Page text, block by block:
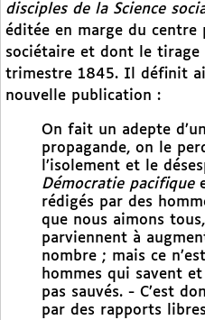
disciples de la Science
éditée en marge du centre
sociétaire et dont le tirage
trimestre 1845. Il définit
nouvelle publication :
On fait un adepte
propagande, on le
l’isolement et le
Démocratie pacifique
rédigés par des
que nous aimons
parviennent à
nombre ; mais ce
hommes qui savent
pas sauvés. - C’est
par des rapports